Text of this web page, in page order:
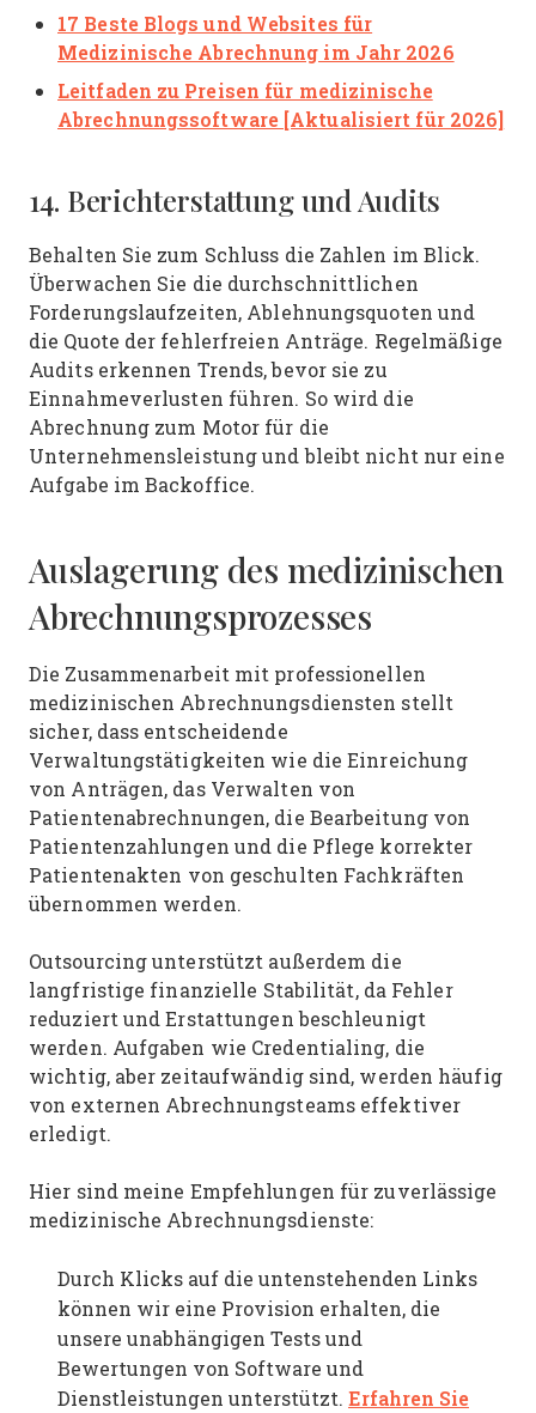
17 Beste Blogs und Websites für
Medizinische Abrechnung im Jahr 2026
Leitfaden zu Preisen für medizinische
Abrechnungssoftware [Aktualisiert für 2026]
14. Berichterstattung und Audits
Behalten Sie zum Schluss die Zahlen im Blick.
Überwachen Sie die durchschnittlichen
Forderungslaufzeiten, Ablehnungsquoten und
die Quote der fehlerfreien Anträge. Regelmäßige
Audits erkennen Trends, bevor sie zu
Einnahmeverlusten führen. So wird die
Abrechnung zum Motor für die
Unternehmensleistung und bleibt nicht nur eine
Aufgabe im Backoffice.
Auslagerung des medizinischen
Abrechnungsprozesses
Die Zusammenarbeit mit professionellen
medizinischen Abrechnungsdiensten stellt
sicher, dass entscheidende
Verwaltungstätigkeiten wie die Einreichung
von Anträgen, das Verwalten von
Patientenabrechnungen, die Bearbeitung von
Patientenzahlungen und die Pflege korrekter
Patientenakten von geschulten Fachkräften
übernommen werden.
Outsourcing unterstützt außerdem die
langfristige finanzielle Stabilität, da Fehler
reduziert und Erstattungen beschleunigt
werden. Aufgaben wie Credentialing, die
wichtig, aber zeitaufwändig sind, werden häufig
von externen Abrechnungsteams effektiver
erledigt.
Hier sind meine Empfehlungen für zuverlässige
medizinische Abrechnungsdienste:
Durch Klicks auf die untenstehenden Links
können wir eine Provision erhalten, die
unsere unabhängigen Tests und
Bewertungen von Software und
Dienstleistungen unterstützt. Erfahren Sie